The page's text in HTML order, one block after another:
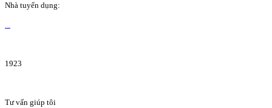
Nhà tuyển dụng:
1923
Tư vấn giúp tôi